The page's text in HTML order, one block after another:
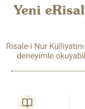
meth
Nedir, Nasıl Bir
Dersi